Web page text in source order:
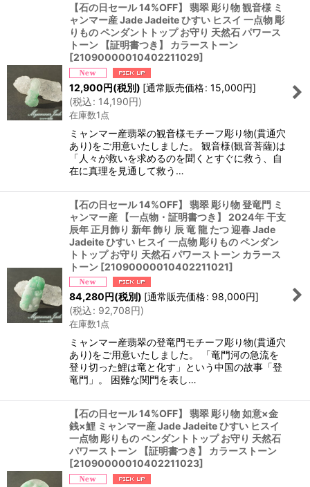
【石の日セール 14%OFF】 翡翠 彫り物 観音様 ミ
ャンマー産 Jade Jadeite ひすい ヒスイ 一点物 彫
りもの ペンダントトップ お守り 天然石 パワース
トーン 【証明書つき】 カラーストーン
[21090000010402211029]
12,900円(税別) [通常販売価格: 15,000円]
(税込: 14,190円)
在庫数1点
ミャンマー産翡翠の観音様モチーフ彫り物(貫通穴
あり)をご用意いたしました。 観音様(観音菩薩)は
「人々が救いを求めるのを聞くとすぐに救う、自
在に真理を見通して救う…
【石の日セール 14%OFF】 翡翠 彫り物 登竜門 ミ
ャンマー産 【一点物・証明書つき】 2024年 干支
辰年 正月飾り 新年 飾り 辰 竜 龍 たつ 迎春 Jade
Jadeite ひすい ヒスイ 一点物 彫りもの ペンダン
トトップ お守り 天然石 パワーストーン カラース
トーン [21090000010402211021]
84,280円(税別) [通常販売価格: 98,000円]
(税込: 92,708円)
在庫数1点
ミャンマー産翡翠の登竜門モチーフ彫り物(貫通穴
あり)をご用意いたしました。 「竜門河の急流を
登り切った鯉は竜と化す」という中国の故事「登
竜門」。 困難な関門を表し…
【石の日セール 14%OFF】 翡翠 彫り物 如意×金
銭×鯉 ミャンマー産 Jade Jadeite ひすい ヒスイ
一点物 彫りもの ペンダントトップ お守り 天然石
パワーストーン 【証明書つき】 カラーストーン
[21090000010402211023]